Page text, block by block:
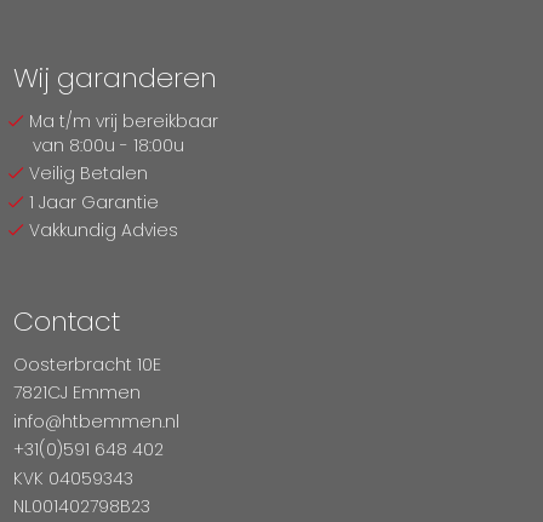
Wij garanderen
Ma t/m vrij bereikbaar
van 8:00u - 18:00u
Veilig Betalen
1 Jaar Garantie
Vakkundig Advies
Contact
Oosterbracht 10E
7821CJ Emmen
info@htbemmen.nl
+31(0)591 648 402
KVK 04059343
NL001402798B23